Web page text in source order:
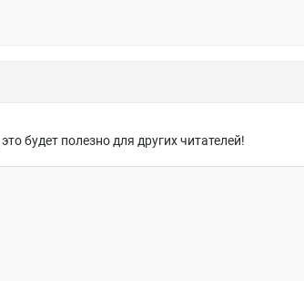
будет полезно для других читателей!